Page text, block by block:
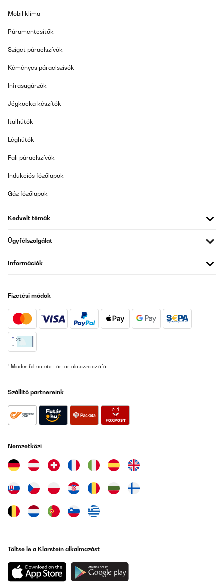
Mobil klíma
Páramentesítők
Sziget páraelszívók
Kéményes páraelszívók
Infrasugárzók
Jégkocka készítők
Italhűtők
Léghűtők
Fali páraelszívók
Indukciós főzőlapok
Gáz főzőlapok
Kedvelt témák
Ügyfélszolgálat
Információk
Fizetési módok
* Minden feltüntetett ár tartalmazza az áfát.
Szállító partnereink
Nemzetközi
Töltse le a Klarstein alkalmazást